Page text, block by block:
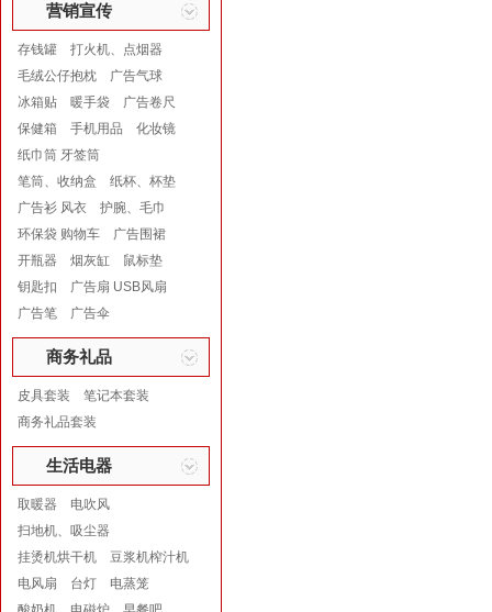
营销宣传
存钱罐
打火机、点烟器
毛绒公仔抱枕
广告气球
冰箱贴
暖手袋
广告卷尺
保健箱
手机用品
化妆镜
纸巾筒 牙签筒
笔筒、收纳盒
纸杯、杯垫
广告衫 风衣
护腕、毛巾
环保袋 购物车
广告围裙
开瓶器
烟灰缸
鼠标垫
钥匙扣
广告扇 USB风扇
广告笔
广告伞
商务礼品
皮具套装
笔记本套装
商务礼品套装
生活电器
取暖器
电吹风
扫地机、吸尘器
挂烫机烘干机
豆浆机榨汁机
电风扇
台灯
电蒸笼